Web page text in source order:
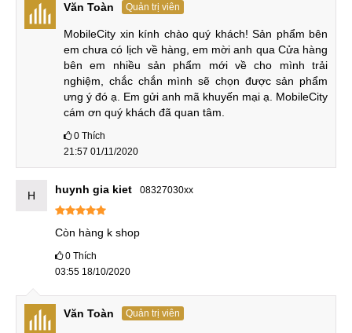
IMX363 48MP F/1.8 và một cảm biến telephoto 13MP F/2.4
từ Samsung, được trang bị tính năng zoom quang học. Nó
cũng tích hợp trí tuệ nhân tạo để hỗ trợ việc nhận diện
khung cảnh và quay video, phân biệt phông nền tốt và có
thêm tính năng Studio Lighting. Ngoài ra, các cảm biến này
còn có kích thước điểm ảnh lớn lên đến 1,4 micromet và
chống rung quang học 4 trục.
Pin khủng 4.000 mAh
Thời lương pin trên smartphone Xiaomi chưa bao giờ khiến
người dùng thất vọng. Được trang bị cục pin lên tới 4.000
mAh thì việc sử dụng cả một ngày trên thiết bị là việc hiển
Pin khủng 4.000 mAh
Văn Toàn Quản trị viên
MobileCity xin kính chào quý khách! Sản phẩm bên
em chưa có lịch về hàng, em mời anh qua Cửa hàng
bên em nhiều sản phẩm mới về cho mình trải
nghiệm, chắc chắn mình sẽ chọn được sản phẩm
ưng ý đó ạ. Em gửi anh mã khuyến mại ạ. MobileCity
cám ơn quý khách đã quan tâm.
0 Thích
21:57 01/11/2020
H huynh gia kiet 08327030xx
Còn hàng k shop
0 Thích
03:55 18/10/2020
Văn Toàn Quản trị viên